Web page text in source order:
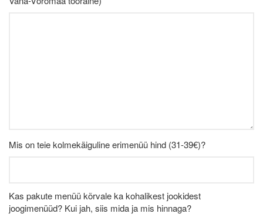
Mis on teie kolmekäiguline erimenüü hind (31-39€)?
Kas pakute menüü kõrvale ka kohalikest jookidest
joogimenüüd? Kui jah, siis mida ja mis hinnaga?